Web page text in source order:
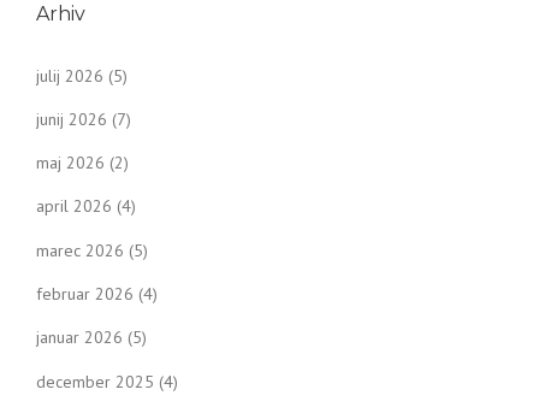
Arhiv
julij 2026 (5)
junij 2026 (7)
maj 2026 (2)
april 2026 (4)
marec 2026 (5)
februar 2026 (4)
januar 2026 (5)
december 2025 (4)